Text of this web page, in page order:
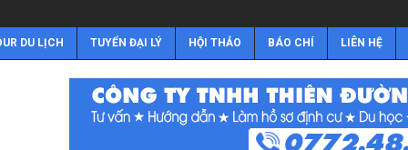
DU LỊCH TUYỂN ĐẠI LÝ HỘI THẢO BÁO CHÍ LIÊN HỆ